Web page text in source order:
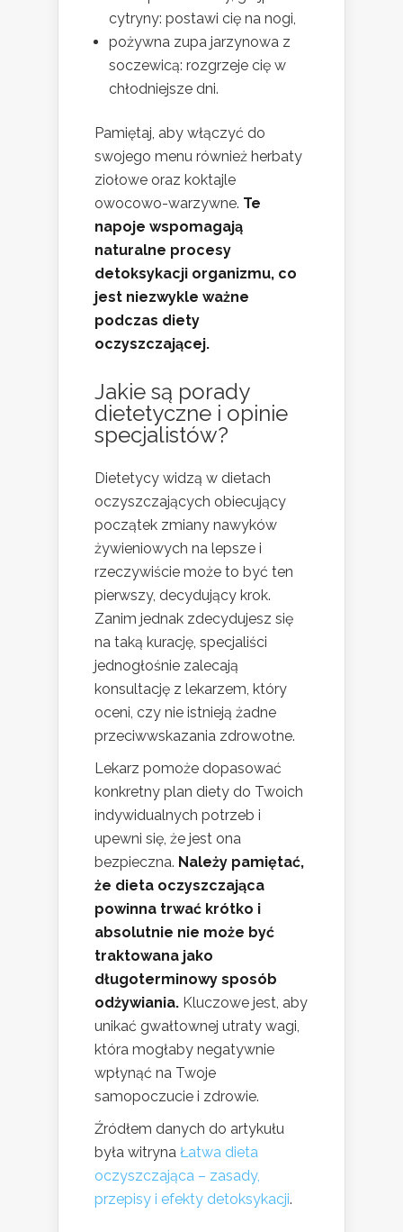
cytryny: postawi cię na nogi,
pożywna zupa jarzynowa z
soczewicą: rozgrzeje cię w
chłodniejsze dni.
Pamiętaj, aby włączyć do
swojego menu również herbaty
ziołowe oraz koktajle
owocowo-warzywne. Te
napoje wspomagają
naturalne procesy
detoksykacji organizmu, co
jest niezwykle ważne
podczas diety
oczyszczającej.
Jakie są porady
dietetyczne i opinie
specjalistów?
Dietetycy widzą w dietach
oczyszczających obiecujący
początek zmiany nawyków
żywieniowych na lepsze i
rzeczywiście może to być ten
pierwszy, decydujący krok.
Zanim jednak zdecydujesz się
na taką kurację, specjaliści
jednogłośnie zalecają
konsultację z lekarzem, który
oceni, czy nie istnieją żadne
przeciwwskazania zdrowotne.
Lekarz pomoże dopasować
konkretny plan diety do Twoich
indywidualnych potrzeb i
upewni się, że jest ona
bezpieczna. Należy pamiętać,
że dieta oczyszczająca
powinna trwać krótko i
absolutnie nie może być
traktowana jako
długoterminowy sposób
odżywiania. Kluczowe jest, aby
unikać gwałtownej utraty wagi,
która mogłaby negatywnie
wpłynąć na Twoje
samopoczucie i zdrowie.
Źródłem danych do artykułu
była witryna Łatwa dieta
oczyszczająca – zasady,
przepisy i efekty detoksykacji.